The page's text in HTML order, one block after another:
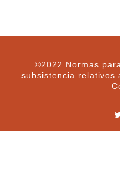
©2022 Normas
subsistencia